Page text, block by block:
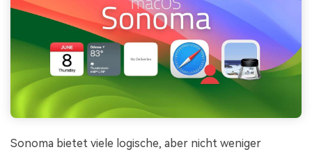
Sonoma bietet viele logische, aber nicht weniger